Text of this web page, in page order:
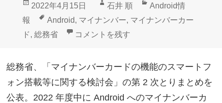
投
日:
2022年4月15日
作
成
者
石井 順
カ
テ
ー
Android情
報
タ
グ
Android, マイナンバー, マイナンバーカー
ド, 総務省 2022年度中！Androidにマイナンバーカ
コメントを残す
総務省、「マイナンバーカードの機能のスマートフ
ォン搭載等に関する検討会」の第 2 次とりまとめを
公表。2022 年度中に Android へのマイナンバーカ